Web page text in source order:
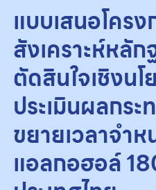
แบบเสนอโคร
สังเคราะห์หลั
ตัดสินใจเชิงน
ประเมินผลกร
ขยายเวลาจำ
แอลกอฮอล์